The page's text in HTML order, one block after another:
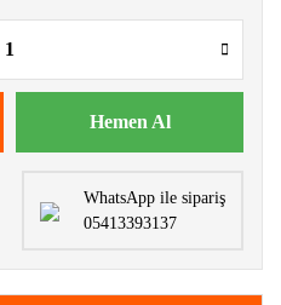
Hemen Al
WhatsApp ile sipariş
05413393137